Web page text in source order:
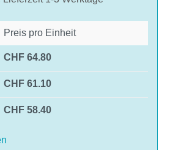
Preis pro Einheit
CHF 64.80
CHF 61.10
CHF 58.40